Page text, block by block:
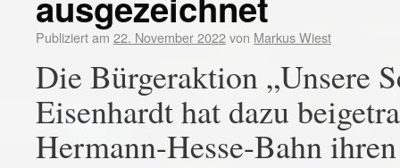
Publiziert am 22. November 2022von Markus Wiest
Die Bürgeraktion „Unsere
Eisenhardt hat dazu
Hermann-Hesse-Bahn